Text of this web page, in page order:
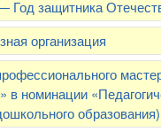
Год защитника
организация
в номинации
образования)